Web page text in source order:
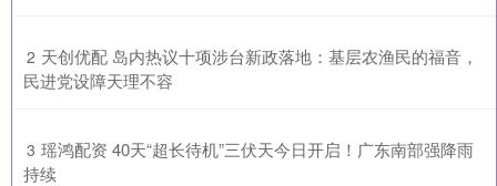
2 ​天创优配 岛内热议十项涉台新政落地：基层农渔民的福音，
民进党设障天理不容
3 ​瑶鸿配资 40天“超长待机”三伏天今日开启！广东南部强降雨
持续